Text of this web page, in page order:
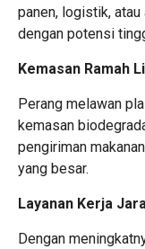
panen, logistik,
dengan potensi
Kemasan Ramah
Perang melawan
kemasan
pengiriman
yang besar.
Layanan Kerja
Dengan